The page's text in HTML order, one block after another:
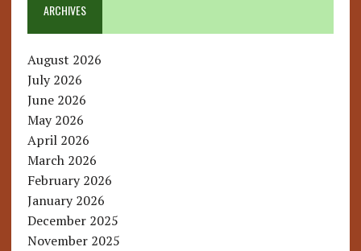
ARCHIVES
August 2026
July 2026
June 2026
May 2026
April 2026
March 2026
February 2026
January 2026
December 2025
November 2025